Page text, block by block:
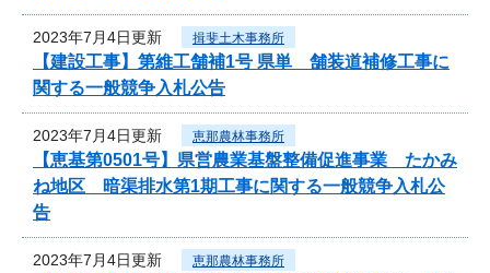
2023年7月4日更新 揖斐土木事務所
【建設工事】第維工舗補1号 県単 舗装道補修工事に
関する一般競争入札公告
2023年7月4日更新 恵那農林事務所
【恵基第0501号】県営農業基盤整備促進事業 たかみ
ね地区 暗渠排水第1期工事に関する一般競争入札公
告
2023年7月4日更新 恵那農林事務所